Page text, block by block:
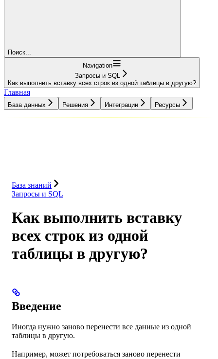
Поиск...
Navigation
Запросы и SQL
Как выполнить вставку всех строк из одной таблицы в другую?
Главная
База данных Решения Интеграции Ресурсы
База знаний
Запросы и SQL
Как выполнить вставку
всех строк из одной
таблицы в другую?
Введение
Иногда нужно заново перенести все данные из одной
таблицы в другую.
Например, может потребоваться заново перенести